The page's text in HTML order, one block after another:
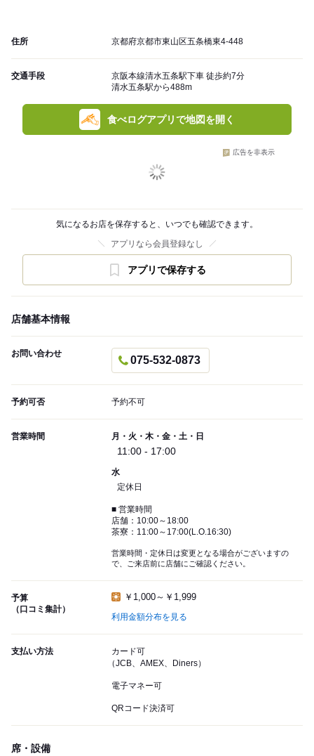
住所 京都府京都市東山区五条橋東4-448
交通手段
京阪本線清水五条駅下車 徒歩約7分
清水五条駅から488m
食べログアプリで地図を開く
広告を非表示
気になるお店を保存すると、いつでも確認できます。
アプリなら会員登録なし
アプリで保存する
店舗基本情報
お問い合わせ
075-532-0873
予約可否 予約不可
営業時間 月・火・木・金・土・日
11:00 - 17:00
水
定休日
■ 営業時間
店舗：10:00～18:00
茶寮：11:00～17:00(L.O.16:30)
営業時間・定休日は変更となる場合がございますの
で、ご来店前に店舗にご確認ください。
予算
（口コミ集計）
￥1,000～￥1,999
利用金額分布を見る
支払い方法
カード可
（JCB、AMEX、Diners）
電子マネー可
QRコード決済可
席・設備